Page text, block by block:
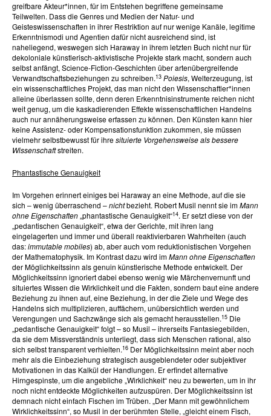
greifbare Akteur*innen, für im Entstehen begriffene gemeinsame
Teilwelten. Dass die Genres und Medien der Natur- und
Geisteswissenschaften in ihrer Restriktion auf nur wenige Kanäle, legitime
Erkenntnismodi und Agentien dafür nicht ausreichend sind, ist
naheliegend, weswegen sich Haraway in ihrem letzten Buch nicht nur für
dekoloniale künstlerisch-aktivistische Projekte stark macht, sondern auch
selbst anfängt, Science-Fiction-Geschichten über artenübergreifende
Verwandtschaftsbeziehungen zu schreiben.13 Poiesis, Welterzeugung, ist
ein wissenschaftliches Projekt, das man nicht den Wissenschaftler*innen
alleine überlassen sollte, denn deren Erkenntnisinstrumente reichen nicht
weit genug, um die kaskadierenden Effekte wissenschaftlichen Handelns
auch nur annäherungsweise erfassen zu können. Den Künsten kann hier
keine Assistenz- oder Kompensationsfunktion zukommen, sie müssen
vielmehr selbstbewusst für ihresituierte Vorgehensweise als bessere
Wissenschaftstreiten.
Phantastische Genauigkeit
Im Vorgehen erinnert einiges bei Haraway an eine Methode, auf die sie
sich – wenig überraschend –nichtbezieht. Robert Musil nennt sie imMann
ohne Eigenschaften„phantastische Genauigkeit“14. Er setzt diese von der
„pedantischen Genauigkeit“, etwa der Gerichte, mit ihren lang
eingelagerten und immer und überall reaktivierbaren Wahrheiten (auch
das:immutable mobiles) ab, aber auch vom reduktionistischen Vorgehen
der Mathematophysik. Im Kontrast dazu wird imMann ohne Eigenschaften
der Möglichkeitssinn als genuin künstlerische Methode entwickelt. Der
Möglichkeitssinn ignoriert dabei ebenso wenig wie Märchenvernunft und
situiertes Wissen die Wirklichkeit und die Fakten, sondern baut eine andere
Beziehung zu ihnen auf, eine Beziehung, in der die Ziele und Wege des
Handelns sich multiplizieren, auffächern, unübersichtlich werden und
Verengungen und Sachzwänge sich als gemacht herausstellen.15 Die
„pedantische Genauigkeit“ folgt – so Musil – ihrerseits Fantasiegebilden,
da sie dem Missverständnis unterliegt, dass sich Menschen rational, also
sich selbst transparent verhielten.16 Der Möglichkeitssinn meint aber noch
mehr als die Einbeziehung strategisch ausgeblendeter oder subjektiver
Motivationen in das Kalkül der Handlungen. Er erfindet alternative
Hirngespinste, um die angebliche „Wirklichkeit“ neu zu bewerten, um in ihr
noch nicht entdeckte Möglichkeiten aufzuspüren. Der Möglichkeitssinn ist
demnach nicht einfach Fischen im Trüben. „Der Mann mit gewöhnlichem
Wirklichkeitssinn“, so Musil in der berühmten Stelle, „gleicht einem Fisch,